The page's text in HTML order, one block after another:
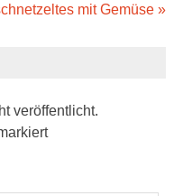
mit Gemüse »
veröffentlicht.